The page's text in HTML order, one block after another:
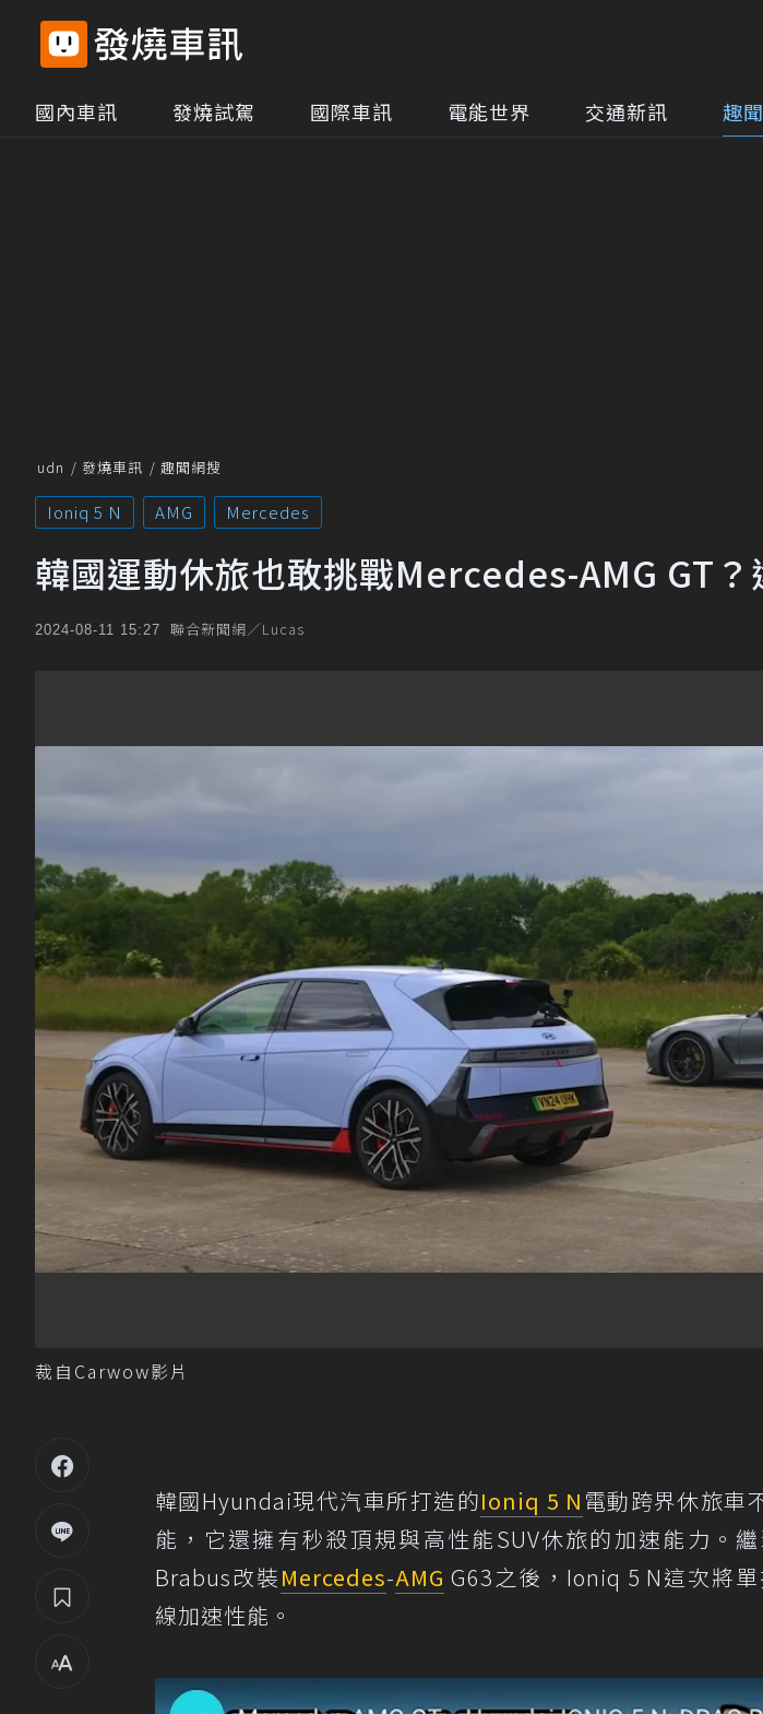
國內車訊 發燒試駕 國際車訊 電能世界 交通新訊 趣
udn 發燒車訊 趣聞網搜
Ioniq 5 N AMG Mercedes
韓國運動休旅也敢挑戰Mercedes-AMG GT？
2024-08-11 15:27 聯合新聞網／Lucas
裁自Carwow影片
韓國Hyundai現代汽車所打造的Ioniq 5 N 電動跨界休旅車
能，它還擁有秒殺頂規與高性能SUV休旅的加速能力。
Brabus改裝Mercedes-AMG G63之後，Ioniq 5 N這次將
線加速性能。